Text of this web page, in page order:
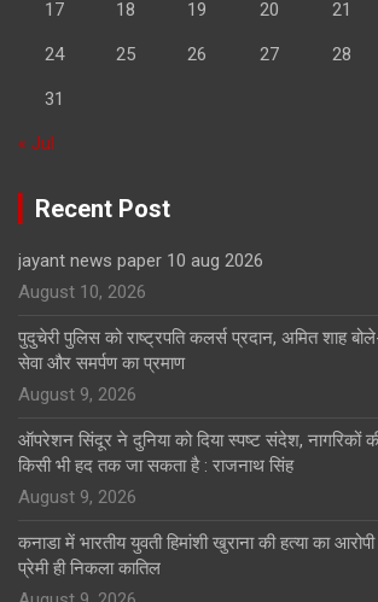
17 18 19 20 21
24 25 26 27 28
31
« Jul
Recent Post
jayant news paper 10 aug 2026
August 10, 2026
पुदुचेरी पुलिस को राष्ट्रपति कलर्स प्रदान, अमित शाह
सेवा और समर्पण का प्रमाण
August 9, 2026
ऑपरेशन सिंदूर ने दुनिया को दिया स्पष्ट संदेश, नागरिकों
किसी भी हद तक जा सकता है : राजनाथ सिंह
August 9, 2026
कनाडा में भारतीय युवती हिमांशी खुराना की हत्या का
प्रेमी ही निकला कातिल